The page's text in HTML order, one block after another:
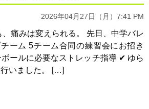
2026年04月27日（月）7:41 PM
痛みは変えられる。 先日、中学バレ
ーム 5チーム合同の練習会にお招き
ールに必要なストレッチ指導 ✔︎ ゆら
いました。 […]